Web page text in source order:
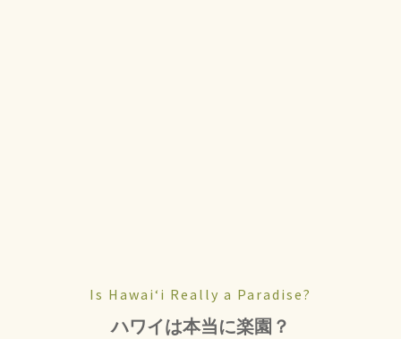
Is Hawaiʻi Really a Paradise?
ハワイは本当に楽園？